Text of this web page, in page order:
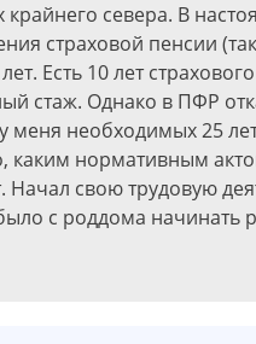
севера. В
страховой пенсии
Есть 10 лет
стаж. Однако в ПФР
меня необходимых 25
каким нормативным
свою трудовую
с роддома начинать